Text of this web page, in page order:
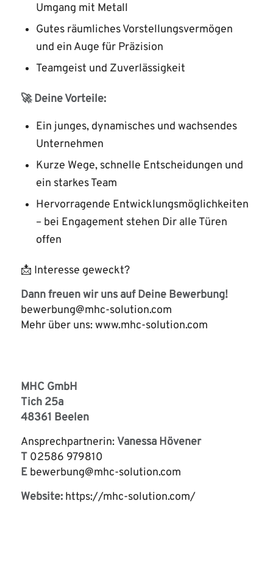
Umgang mit Metall
Gutes räumliches Vorstellungsvermögen
und ein Auge für Präzision
Teamgeist und Zuverlässigkeit
🚀 Deine Vorteile:
Ein junges, dynamisches und wachsendes
Unternehmen
Kurze Wege, schnelle Entscheidungen und
ein starkes Team
Hervorragende Entwicklungsmöglichkeiten
– bei Engagement stehen Dir alle Türen
offen
📩 Interesse geweckt?
Dann freuen wir uns auf Deine Bewerbung!
bewerbung@mhc-solution.com
Mehr über uns: www.mhc-solution.com
MHC GmbH
Tich 25a
48361 Beelen
Ansprechpartnerin: Vanessa Hövener
T02586 979810
Ebewerbung@mhc-solution.com
Website:https://mhc-solution.com/